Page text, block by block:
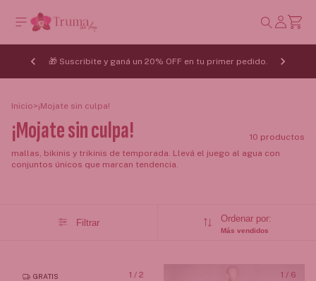
🎁 Suscribite y ganá un 20% OFF en tu primer pedido.
Inicio>¡Mojate sin culpa!
¡Mojate sin culpa!
10 productos
mallas, bikinis y trikinis de temporada. Llevá el juego al agua con
conjuntos únicos que marcan tendencia.
Filtrar Ordenar por:
Más vendidos
1 / 2
GRATIS 1 / 6